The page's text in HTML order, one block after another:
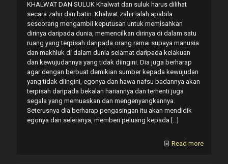
KHALWAT DAN SULUK Khalwat dan suluk harus dilihat
secara zahir dan batin. Khalwat zahir ialah apabila
seseorang mengambil keputusan untuk memisahkan
dirinya daripada dunia, memencilkan dirinya di dalam satu
ruang yang terpisah daripada orang ramai supaya manusia
dan makhluk di dalam dunia selamat daripada kelakuan
dan kewujudannya yang tidak diingini. Dia juga berharap
agar dengan berbuat demikian sumber kepada kewujudan
yang tidak diingini, egonya dan hawa nafsu badannya akan
terpisah daripada bekalan hariannya dan terhenti juga
segala yang memuaskan dan mengenyangkannya.
Seterusnya dia berharap pengasingan itu akan mendidik
egonya dan seleranya, memberi peluang kepada […]
Read more